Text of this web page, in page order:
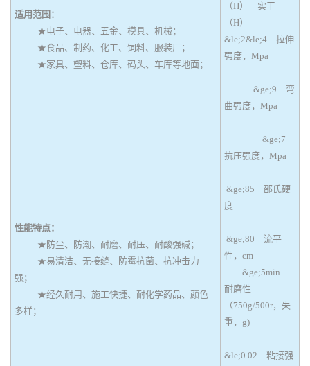
适用范围：
★电子、电器、五金、模具、机械；
★食品、制药、化工、饲料、服装厂；
★家具、塑料、仓库、码头、车库等地面；
（H） 实干
（H）
&le;2&le;4 拉伸
强度，Mpa
&ge;9 弯
曲强度，Mpa
&ge;7
抗压强度，Mpa
&ge;85 邵氏硬
度
&ge;80 流平
性，cm
&ge;5min
耐磨性
（750g/500r，失
重，g)
&le;0.02 粘接强
性能特点：
★防尘、防潮、耐磨、耐压、耐酸强碱；
★易清洁、无接缝、防霉抗菌、抗冲击力
强；
★经久耐用、施工快捷、耐化学药品、颜色
多样；